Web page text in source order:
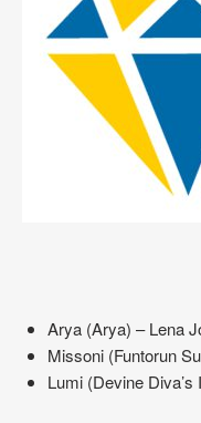
Arya (Arya) – Lena
Missoni (Funtorun
Lumi (Devine